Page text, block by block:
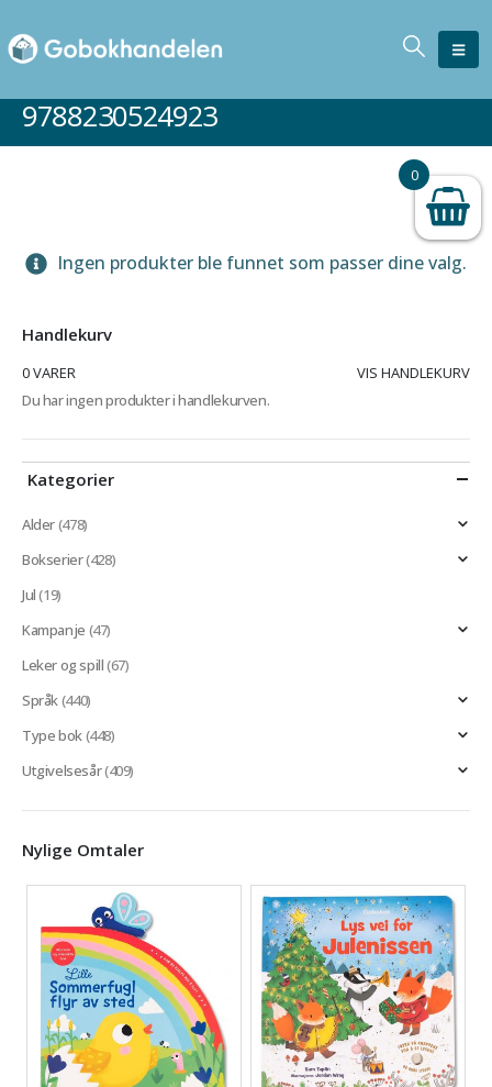
9788230524923
Ingen produkter ble funnet som passer dine valg.
Handlekurv
0 VARER
VIS HANDLEKURV
Du har ingen produkter i handlekurven.
Kategorier
Alder(478)
Bokserier(428)
Jul(19)
Kampanje (47)
Leker og spill(67)
Språk(440)
Type bok(448)
Utgivelsesår(409)
Nylige Omtaler
0